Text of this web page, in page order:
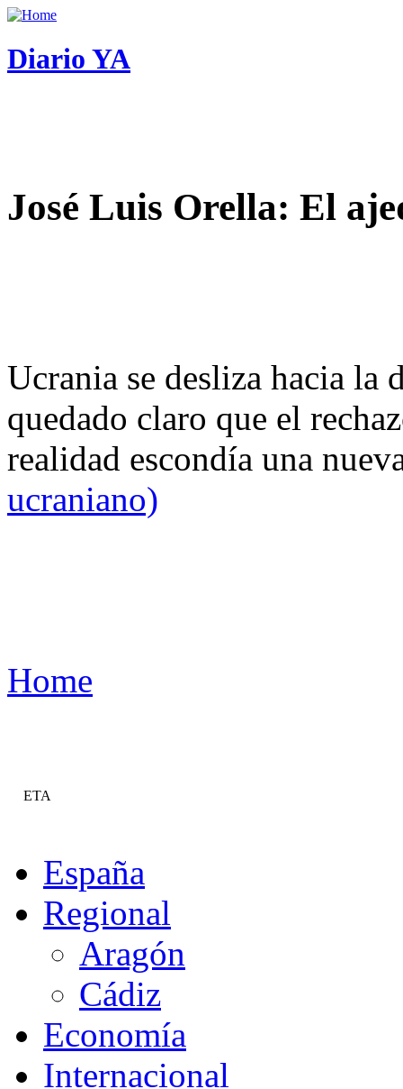
Diario YA
José Luis Orella: El
Ucrania se desliza hacia
quedado claro que el
realidad escondía una
ucraniano)
Home
ETA
España
Regional
Aragón
Cádiz
Economía
Internacional